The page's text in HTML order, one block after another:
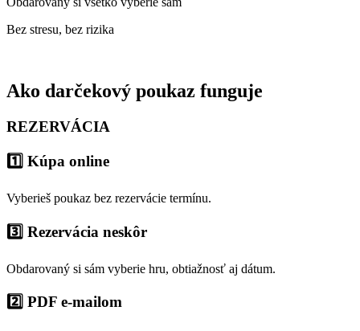
Bez stresu, bez rizika
Ako darčekový poukaz funguje
REZERVÁCIA
1️⃣ Kúpa online
Vyberieš poukaz bez rezervácie termínu.
3️⃣ Rezervácia neskôr
Obdarovaný si sám vyberie hru, obtiažnosť aj dátum.
2️⃣ PDF e-mailom